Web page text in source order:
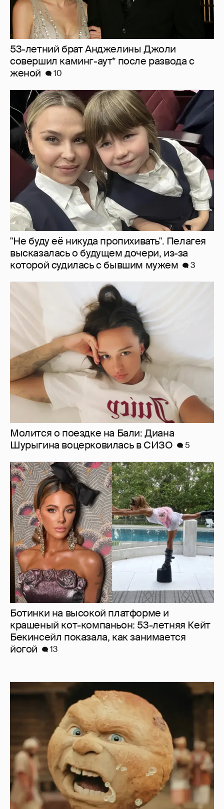
"Не буду её никуда пропихивать". Пелагея
высказалась о будущем дочери, из-за
которой судилась с бывшим мужем
3
Молится о поездке на Бали: Диана
Шурыгина воцерковилась в СИЗО
Ботинки на высокой платформе и
крашеный кот-компаньон: 53-летняя Кейт
Бекинсейл показала, как занимается
йогой
13
Нулевой рейтинг, мемы и "туалетный
юмор": в сети обсуждают провал "Колобка"